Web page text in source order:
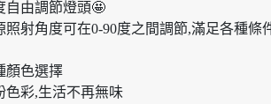
自由調節燈頭🤩
照射角度可在0-90度之間調節,滿足各種條
顏色選擇
色彩,生活不再無味